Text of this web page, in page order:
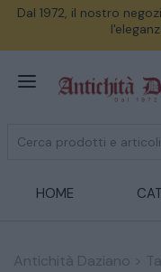
Dal 1972, il nostro
HOME
Antichità Daziano